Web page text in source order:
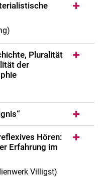
Pluralität
der
Hören:
Erfahrung im
Villigst)